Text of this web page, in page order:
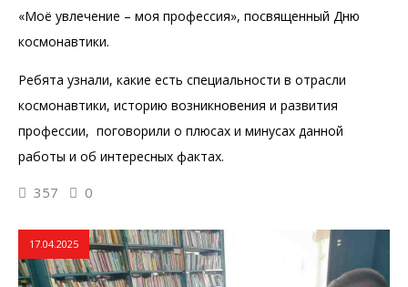
«Моё увлечение – моя профессия», посвященный Дню
космонавтики.
Ребята узнали, какие есть специальности в отрасли
космонавтики, историю возникновения и развития
профессии, поговорили о плюсах и минусах данной
работы и об интересных фактах.
357 0
17.04.2025